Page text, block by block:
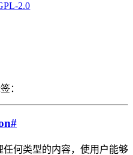
2.0
：
#
何类型的内容，使用户能够